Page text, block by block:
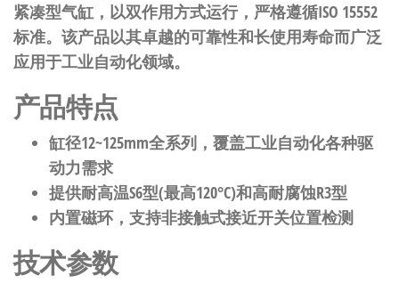
紧凑型气缸，以双作用方式运行，严格遵循ISO 15552
标准。该产品以其卓越的可靠性和长使用寿命而广泛
应用于工业自动化领域。
产品特点
缸径12~125mm全系列，覆盖工业自动化各种驱
动力需求
提供耐高温S6型(最高120°C)和高耐腐蚀R3型
内置磁环，支持非接触式接近开关位置检测
技术参数